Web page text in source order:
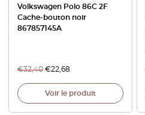
Volkswagen Polo 86C 2F
Cache-bouton noir
867857145A
€32,40 €22,68
Voir le produit